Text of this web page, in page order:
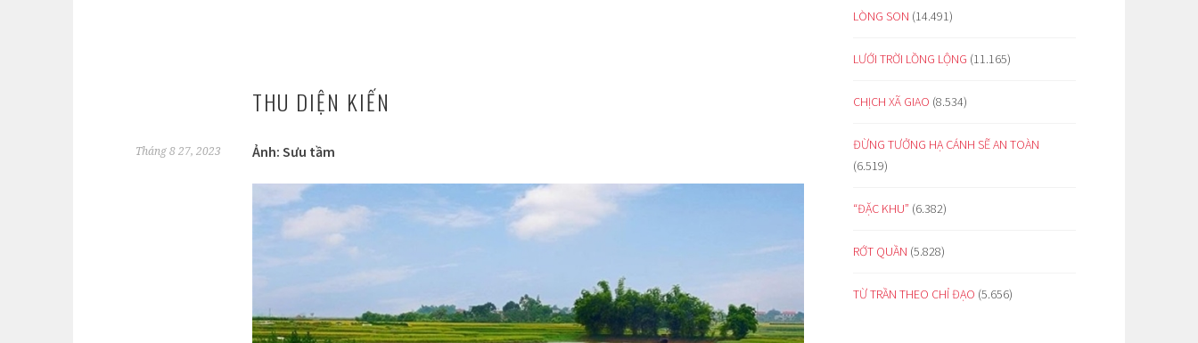
THU DIỆN KIẾN
Tháng 8 27, 2023 Ảnh: Sưu tầm
LÒNG SON (14.491)
LƯỚI TRỜI LỒNG LỘNG (11.165)
CHỊCH XÃ GIAO (8.534)
ĐỪNG TƯỞNG HẠ CÁNH SẼ AN TOÀN
(6.519)
“ĐẶC KHU” (6.382)
RỚT QUẦN (5.828)
TỪ TRẦN THEO CHỈ ĐẠO (5.656)